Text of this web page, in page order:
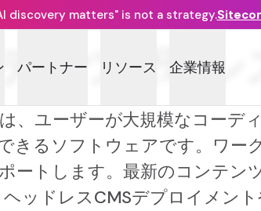
discovery matters" is not a strategy.
パートナー リソース 企業情報
ンツ管理シ
、ユーザーが大規模なコーデ
きるソフトウェアです。ワー
ートします。最新のコンテン
ッドレスCMSデプロイメン